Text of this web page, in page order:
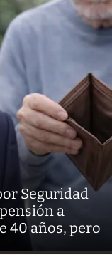
Seguridad
a
40 años, pero